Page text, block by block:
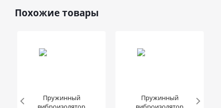
Похожие товары
Пружинный
Пружинный